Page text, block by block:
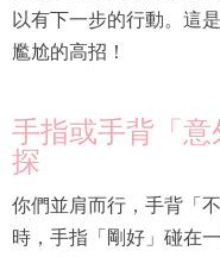
以有下一步的行動。這
尷尬的高招！
手指或手背「
探
你們並肩而行，手背「
時，手指「剛好」碰在